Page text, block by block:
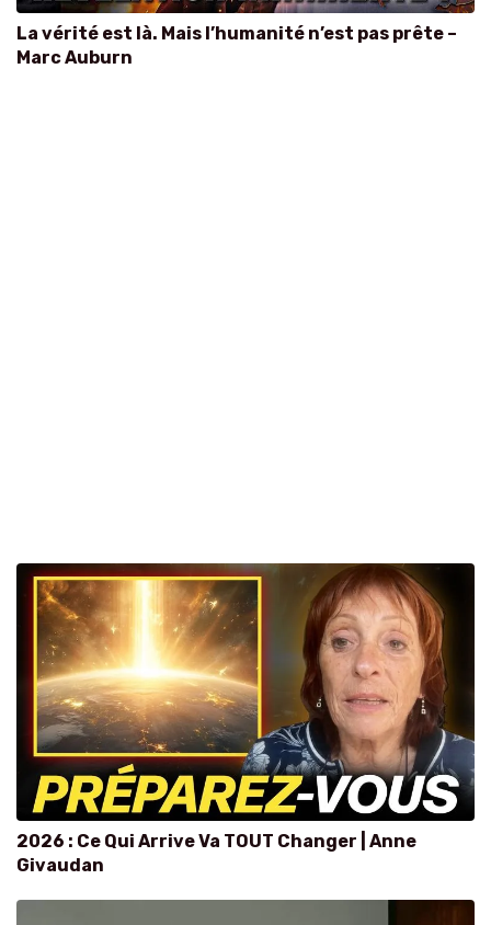
La vérité est là. Mais l’humanité n’est pas prête –
Marc Auburn
2026 : Ce Qui Arrive Va TOUT Changer | Anne
Givaudan